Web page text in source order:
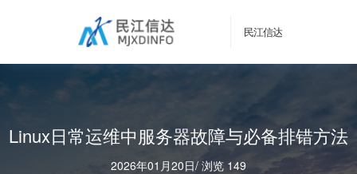
民江信达
Linux日常运维中服务器故障与必备排错方法
2026年01月20日/ 浏览 149